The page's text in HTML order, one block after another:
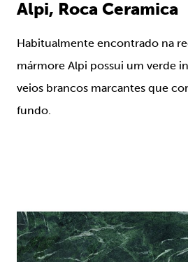
Alpi, Roca Ceramica
Habitualmente encontrado na
mármore Alpi possui um verde
veios brancos marcantes que
fundo.